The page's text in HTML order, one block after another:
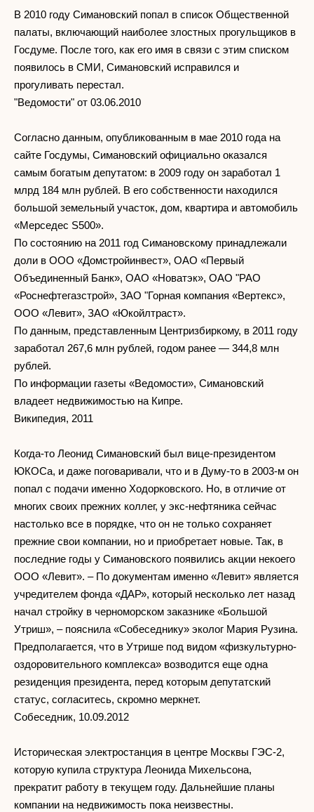
В 2010 году Симановский попал в список Общественной
палаты, включающий наиболее злостных прогульщиков в
Госдуме. После того, как его имя в связи с этим списком
появилось в СМИ, Симановский исправился и
прогуливать перестал.
"Ведомости" от 03.06.2010
Согласно данным, опубликованным в мае 2010 года на
сайте Госдумы, Симановский официально оказался
самым богатым депутатом: в 2009 году он заработал 1
млрд 184 млн рублей. В его собственности находился
большой земельный участок, дом, квартира и автомобиль
«Мерседес S500».
По состоянию на 2011 год Симановскому принадлежали
доли в ООО «Домстройинвест», ОАО «Первый
Объединенный Банк», ОАО «Новатэк», ОАО "РАО
«Роснефтегазстрой», ЗАО "Горная компания «Вертекс»,
ООО «Левит», ЗАО «Юкойлтраст».
По данным, представленным Центризбиркому, в 2011 году
заработал 267,6 млн рублей, годом ранее — 344,8 млн
рублей.
По информации газеты «Ведомости», Симановский
владеет недвижимостью на Кипре.
Википедия, 2011
Когда-то Леонид Симановский был вице-президентом
ЮКОСа, и даже поговаривали, что и в Думу-то в 2003-м он
попал с подачи именно Ходорковского. Но, в отличие от
многих своих прежних коллег, у экс-нефтяника сейчас
настолько все в порядке, что он не только сохраняет
прежние свои компании, но и приобретает новые. Так, в
последние годы у Симановского появились акции некоего
ООО «Левит». – По документам именно «Левит» является
учредителем фонда «ДАР», который несколько лет назад
начал стройку в черноморском заказнике «Большой
Утриш», – пояснила «Собеседнику» эколог Мария Рузина.
Предполагается, что в Утрише под видом «физкультурно-
оздоровительного комплекса» возводится еще одна
резиденция президента, перед которым депутатский
статус, согласитесь, скромно меркнет.
Собеседник, 10.09.2012
Историческая электростанция в центре Москвы ГЭС-2,
которую купила структура Леонида Михельсона,
прекратит работу в текущем году. Дальнейшие планы
компании на недвижимость пока неизвестны.